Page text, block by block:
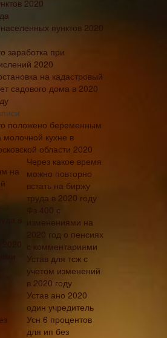
пунктов 2020
заработка при
2020
на кадастровый
садового дома в 2020
положено беременным
молочной кухне в
области 2020
Через какое время
можно повторно
встать на биржу
труда в 2020 году
Фз 400 с
изменениями на
2020 год о пенсиях
с комментариями
Устав для тсж с
учетом изменений
в 2020 году
Устав ано 2020
один учредитель
Усн 6 процентов
для ип без